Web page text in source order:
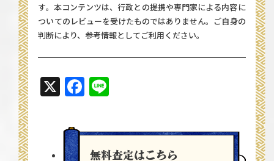
す。本コンテンツは、行政との提携や専門家による内容に
ついてのレビューを受けたものではありません。ご自身の
判断により、参考情報としてご利用ください。
X Facebook
無料査定はこちら